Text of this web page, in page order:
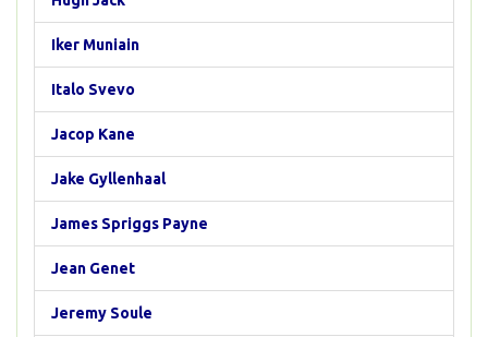
Iker Muniain
Italo Svevo
Jacop Kane
Jake Gyllenhaal
James Spriggs Payne
Jean Genet
Jeremy Soule